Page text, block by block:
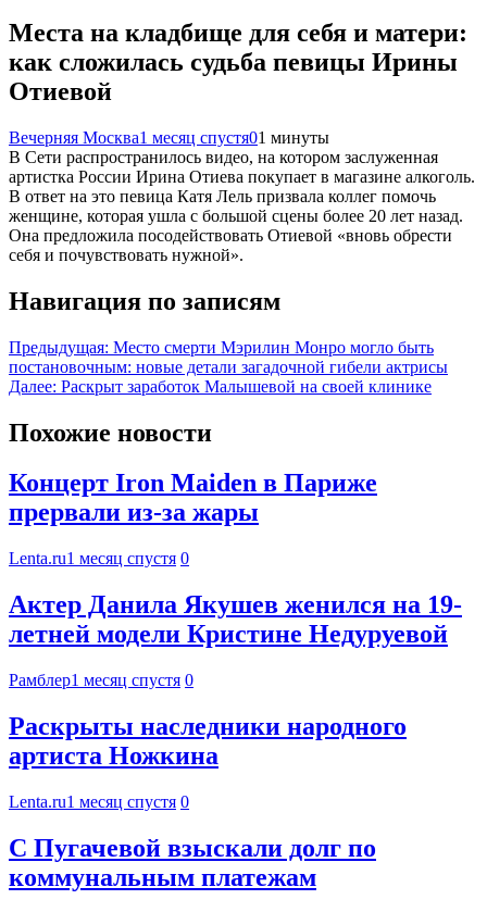
Места на кладбище для себя и матери:
как сложилась судьба певицы Ирины
Отиевой
Вечерняя Москва1 месяц спустя01 минуты
В Сети распространилось видео, на котором заслуженная
артистка России Ирина Отиева покупает в магазине алкоголь.
В ответ на это певица Катя Лель призвала коллег помочь
женщине, которая ушла с большой сцены более 20 лет назад.
Она предложила посодействовать Отиевой «вновь обрести
себя и почувствовать нужной».
Навигация по записям
Предыдущая: Место смерти Мэрилин Монро могло быть
постановочным: новые детали загадочной гибели актрисы
Далее: Раскрыт заработок Малышевой на своей клинике
Похожие новости
Концерт Iron Maiden в Париже
прервали из-за жары
Lenta.ru1 месяц спустя 0
Актер Данила Якушев женился на 19-
летней модели Кристине Недуруевой
Рамблер1 месяц спустя 0
Раскрыты наследники народного
артиста Ножкина
Lenta.ru1 месяц спустя 0
С Пугачевой взыскали долг по
коммунальным платежам